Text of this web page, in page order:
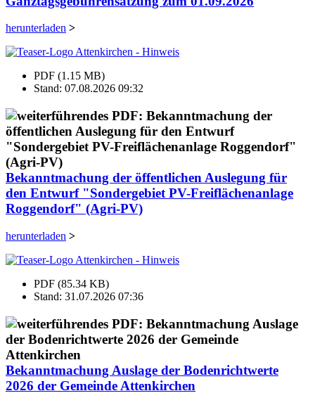
herunterladen >
PDF (1.15 MB)
Stand: 07.08.2026 09:32
Bekanntmachung der öffentlichen Auslegung für
den Entwurf "Sondergebiet PV-Freiflächenanlage
Roggendorf" (Agri-PV)
herunterladen >
PDF (85.34 KB)
Stand: 31.07.2026 07:36
Bekanntmachung Auslage der Bodenrichtwerte
2026 der Gemeinde Attenkirchen